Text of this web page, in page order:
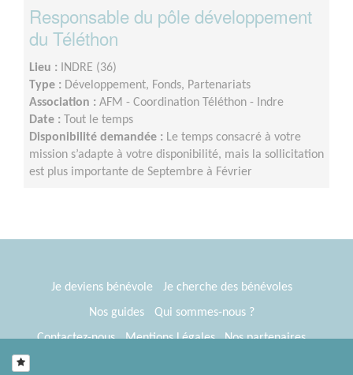
Responsable du pôle développement
du Téléthon
Lieu :
INDRE (36)
Type : Développement, Fonds, Partenariats
Association : AFM - Coordination Téléthon - Indre
Date :
Tout le temps
Disponibilité demandée : Le temps consacré à votre
mission s’adapte à votre disponibilité, mais la sollicitation
est plus importante de Septembre à Février
Je deviens bénévole
Je cherche des bénévoles
Nos guides
Qui sommes-nous ?
Contactez-nous
Mentions Légales
Nos partenaires